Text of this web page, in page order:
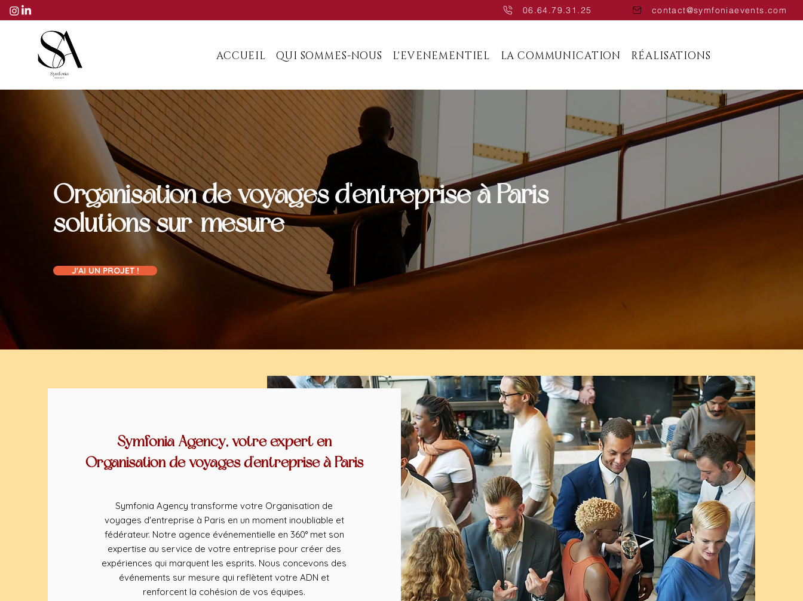
06.64.79.31.25 contact@symfoniaevents.com
ACCUEIL QUI SOMMES-NOUS L'EVENEMENTIEL LA COMMUNICATION RÉALISATIONS
Organisation de voyages d'entreprise à Paris -
solutions sur-mesure
J'AI UN PROJET !
Symfonia Agency, votre expert en
Organisation de voyages d'entreprise à Paris
Symfonia Agency transforme votre Organisation de
voyages d'entreprise à Paris en un moment inoubliable et
fédérateur. Notre agence événementielle en 360° met son
expertise au service de votre entreprise pour créer des
expériences qui marquent les esprits. Nous concevons des
événements sur mesure qui reflètent votre ADN et
renforcent la cohésion de vos équipes.